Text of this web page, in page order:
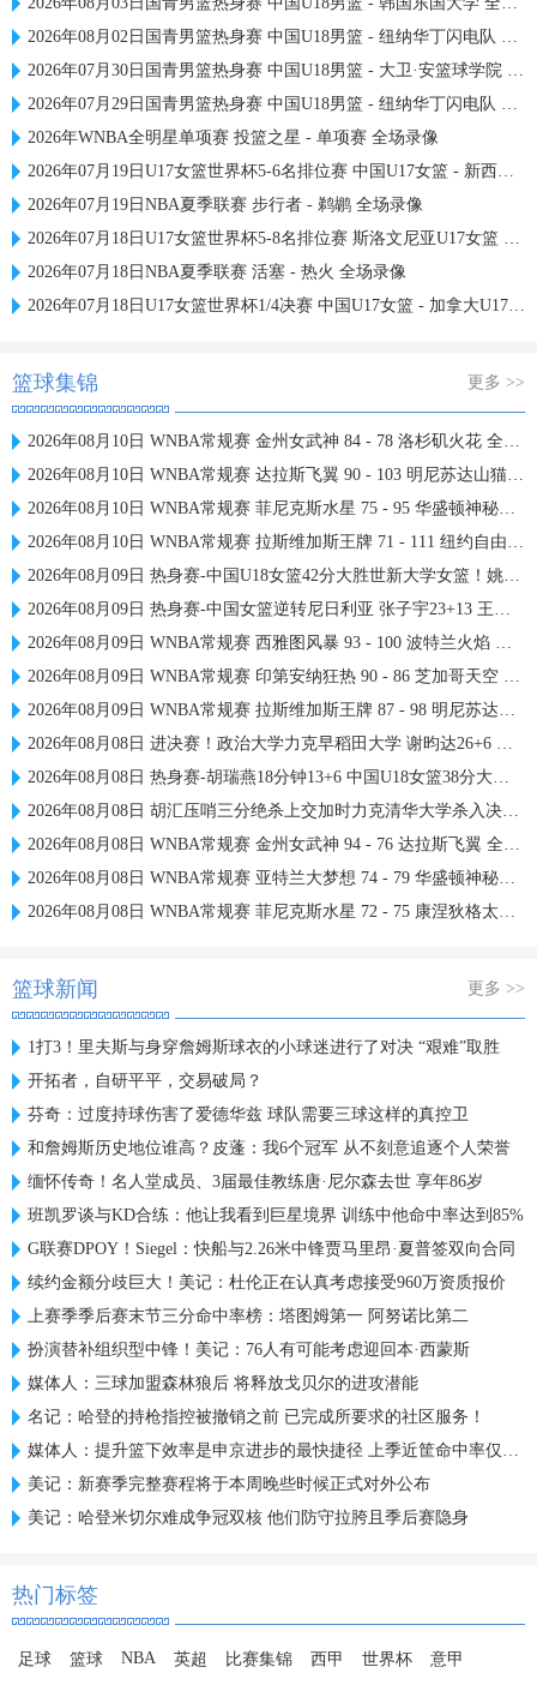
2026年08月02日国青男篮热身赛 中国U18男篮 - 纽纳华丁闪电队 全场录像
2026年07月30日国青男篮热身赛 中国U18男篮 - 大卫·安篮球学院 全场录像
2026年07月29日国青男篮热身赛 中国U18男篮 - 纽纳华丁闪电队 全场录像
2026年WNBA全明星单项赛 投篮之星 - 单项赛 全场录像
2026年07月19日U17女篮世界杯5-6名排位赛 中国U17女篮 - 新西兰U17女篮 全场录像
2026年07月19日NBA夏季联赛 步行者 - 鹈鹕 全场录像
2026年07月18日U17女篮世界杯5-8名排位赛 斯洛文尼亚U17女篮 - 中国U17女篮 全场录像
2026年07月18日NBA夏季联赛 活塞 - 热火 全场录像
2026年07月18日U17女篮世界杯1/4决赛 中国U17女篮 - 加拿大U17女篮 录像
篮球集锦 更多 >>
2026年08月10日 WNBA常规赛 金州女武神 84 - 78 洛杉矶火花 全场集锦
2026年08月10日 WNBA常规赛 达拉斯飞翼 90 - 103 明尼苏达山猫 全场集锦
2026年08月10日 WNBA常规赛 菲尼克斯水星 75 - 95 华盛顿神秘人 全场集锦
2026年08月10日 WNBA常规赛 拉斯维加斯王牌 71 - 111 纽约自由人 全场集锦
2026年08月09日 热身赛-中国U18女篮42分大胜世新大学女篮！姚子萱12前场板
2026年08月09日 热身赛-中国女篮逆转尼日利亚 张子宇23+13 王思雨关键两罚
2026年08月09日 WNBA常规赛 西雅图风暴 93 - 100 波特兰火焰 全场集锦
2026年08月09日 WNBA常规赛 印第安纳狂热 90 - 86 芝加哥天空 全场集锦
2026年08月09日 WNBA常规赛 拉斯维加斯王牌 87 - 98 明尼苏达山猫 全场集锦
2026年08月08日 进决赛！政治大学力克早稻田大学 谢昀达26+6 波波卡22+15+7
2026年08月08日 热身赛-胡瑞燕18分钟13+6 中国U18女篮38分大胜蒙古女篮
2026年08月08日 胡汇压哨三分绝杀上交加时力克清华大学杀入决赛 陈天灿三双
2026年08月08日 WNBA常规赛 金州女武神 94 - 76 达拉斯飞翼 全场集锦
2026年08月08日 WNBA常规赛 亚特兰大梦想 74 - 79 华盛顿神秘人 全场集锦
2026年08月08日 WNBA常规赛 菲尼克斯水星 72 - 75 康涅狄格太阳 全场集锦
篮球新闻 更多 >>
1打3！里夫斯与身穿詹姆斯球衣的小球迷进行了对决 “艰难”取胜
开拓者，自研平平，交易破局？
芬奇：过度持球伤害了爱德华兹 球队需要三球这样的真控卫
和詹姆斯历史地位谁高？皮蓬：我6个冠军 从不刻意追逐个人荣誉
缅怀传奇！名人堂成员、3届最佳教练唐·尼尔森去世 享年86岁
班凯罗谈与KD合练：他让我看到巨星境界 训练中他命中率达到85%
G联赛DPOY！Siegel：快船与2.26米中锋贾马里昂·夏普签双向合同
续约金额分歧巨大！美记：杜伦正在认真考虑接受960万资质报价
上赛季季后赛末节三分命中率榜：塔图姆第一 阿努诺比第二
扮演替补组织型中锋！美记：76人有可能考虑迎回本·西蒙斯
媒体人：三球加盟森林狼后 将释放戈贝尔的进攻潜能
名记：哈登的持枪指控被撤销之前 已完成所要求的社区服务！
媒体人：提升篮下效率是申京进步的最快捷径 上季近筐命中率仅61%
美记：新赛季完整赛程将于本周晚些时候正式对外公布
美记：哈登米切尔难成争冠双核 他们防守拉胯且季后赛隐身
热门标签
足球 篮球 NBA 英超 比赛集锦 西甲 世界杯 意甲